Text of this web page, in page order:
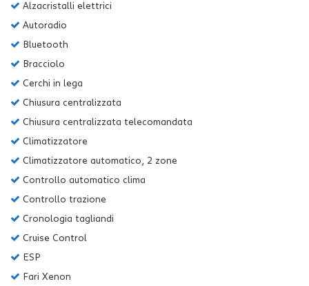
Alzacristalli elettrici
Autoradio
Bluetooth
Bracciolo
Cerchi in lega
Chiusura centralizzata
Chiusura centralizzata telecomandata
Climatizzatore
Climatizzatore automatico, 2 zone
Controllo automatico clima
Controllo trazione
Cronologia tagliandi
Cruise Control
ESP
Fari Xenon